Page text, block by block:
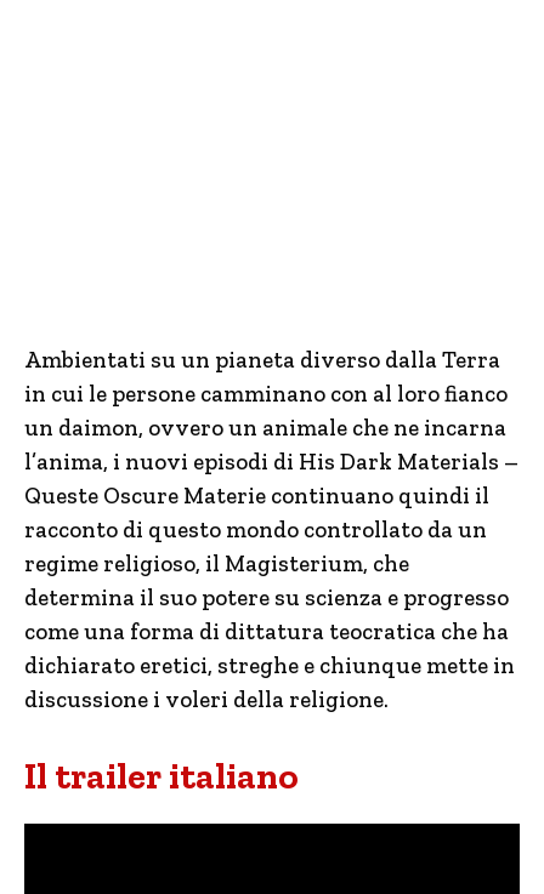
Ambientati su un pianeta diverso dalla Terra
in cui le persone camminano con al loro fianco
un daimon, ovvero un animale che ne incarna
l’anima, i nuovi episodi di His Dark Materials –
Queste Oscure Materie continuano quindi il
racconto di questo mondo controllato da un
regime religioso, il Magisterium, che
determina il suo potere su scienza e progresso
come una forma di dittatura teocratica che ha
dichiarato eretici, streghe e chiunque mette in
discussione i voleri della religione.
Il trailer italiano